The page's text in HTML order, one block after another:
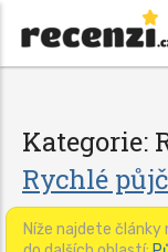
Kategorie:
Rychlé
Níže najdete